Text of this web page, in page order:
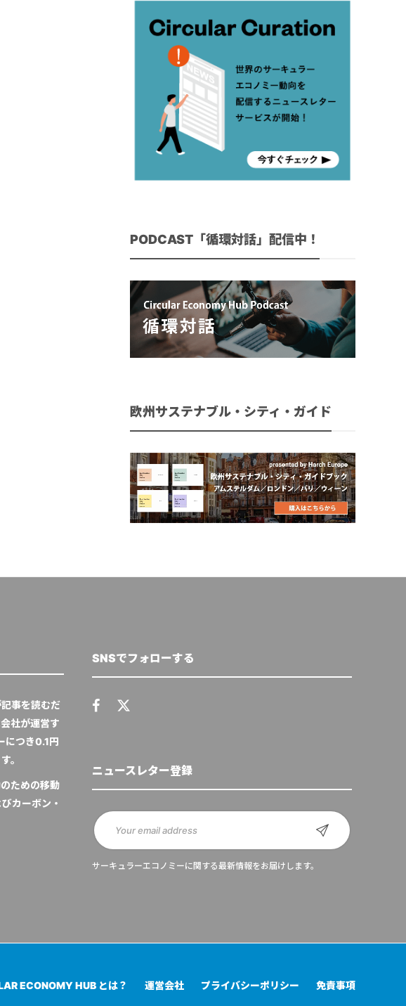
PODCAST「循環対話」配信中！
欧州サステナブル・シティ・ガイド
事を読むだ
社が運営す
につき0.1円
。
ための移動
カーボン・
SNSでフォローする
ニュースレター登録
サーキュラーエコノミーに関する最新情報をお届けします。
ECONOMY HUB とは？ 運営会社 プライバシーポリシー 免責事項